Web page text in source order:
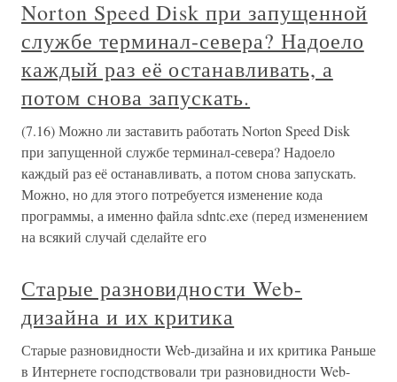
Norton Speed Disk при запущенной
службе терминал-севера? Надоело
каждый раз её останавливать, а
потом снова запускать.
(7.16) Можно ли заставить работать Norton Speed Disk
при запущенной службе терминал-севера? Надоело
каждый раз её останавливать, а потом снова запускать.
Можно, но для этого потребуется изменение кода
программы, а именно файла sdntc.exe (перед изменением
на всякий случай сделайте его
Старые разновидности Web-
дизайна и их критика
Старые разновидности Web-дизайна и их критика Раньше
в Интернете господствовали три разновидности Web-